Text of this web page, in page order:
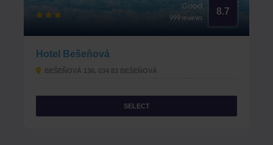
Good
999 reviews
8.7
Hotel Bešeňová
BEŠEŇOVÁ 136, 034 83 BEŠEŇOVÁ
SELECT